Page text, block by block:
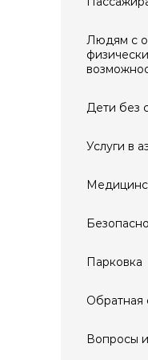
Людям с
Дети без
Услуги в
Парковка
Обратная
Вопросы